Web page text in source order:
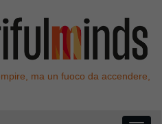
ma un fuoco da accendere,